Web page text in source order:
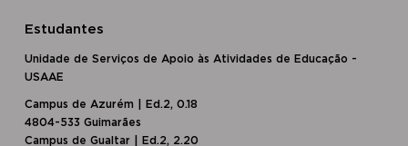
Estudantes
Unidade de Serviços de Apoio às Atividades de Educação -
USAAE
Campus de Azurém | Ed.2, 0.18
4804-533 Guimarães
Campus de Gualtar | Ed.2, 2.20